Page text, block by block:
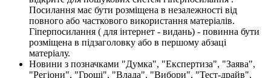
Посилання має бути розміщена в незалежності від
повного або часткового використання матеріалів.
Гіперпосилання ( для інтернет - видань) - повинна бути
розміщена в підзаголовку або в першому абзаці
матеріалу.
Новини з позначками "Думка", "Експертиза", "Заява",
"Регіони", "Гроші", "Влада", "Вибори", "Тест-драйв",